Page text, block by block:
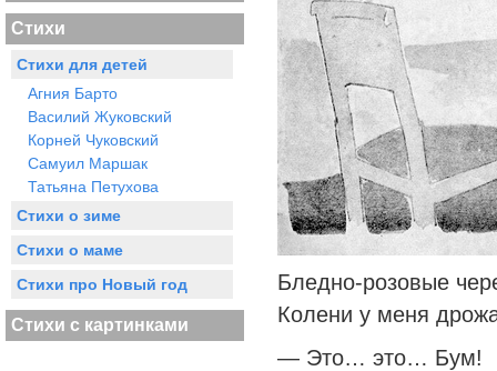
Стихи
Стихи для детей
Агния Барто
Василий Жуковский
Корней Чуковский
Самуил Маршак
Татьяна Петухова
Стихи о зиме
Стихи о маме
Стихи про Новый год
Стихи с картинками
Бледно-розовые
Колени у меня
— Это… это… Бум!